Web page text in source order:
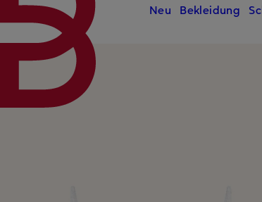
Neu Bekleidung